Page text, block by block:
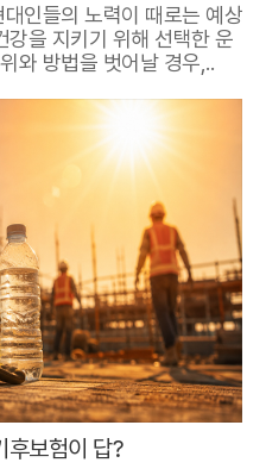
인들의 노력이 때로는 예상
강을 지키기 위해 선택한 운
와 방법을 벗어날 경우,..
보험이 답?